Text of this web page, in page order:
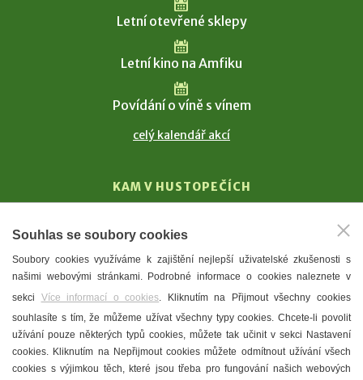
Letní otevřené sklepy
Letní kino na Amfiku
Povídání o víně s vínem
celý kalendář akcí
KAM V HUSTOPEČÍCH
T. G. Masaryk
Mandloně
Ubytování
Restaurace
Městské muzeum a galerie
Denní meníčka
Souhlas se soubory cookies
Soubory cookies využíváme k zajištění nejlepší uživatelské zkušenosti s
našimi webovými stránkami. Podrobné informace o cookies naleznete v
sekci Více informací o cookies. Kliknutím na Přijmout všechny cookies
souhlasíte s tím, že můžeme užívat všechny typy cookies. Chcete-li povolit
užívání pouze některých typů cookies, můžete tak učinit v sekci Nastavení
cookies. Kliknutím na Nepřijmout cookies můžete odmítnout užívání všech
cookies s výjimkou těch, které jsou třeba pro fungování našich webových